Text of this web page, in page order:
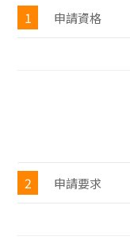
1 申請資格
2 申請要求